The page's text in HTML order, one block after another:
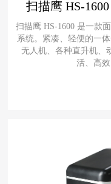
扫描鹰 HS-
扫描鹰 HS-1600 是一款
系统。紧凑、轻便的一
无人机、各种直升机、
活、高